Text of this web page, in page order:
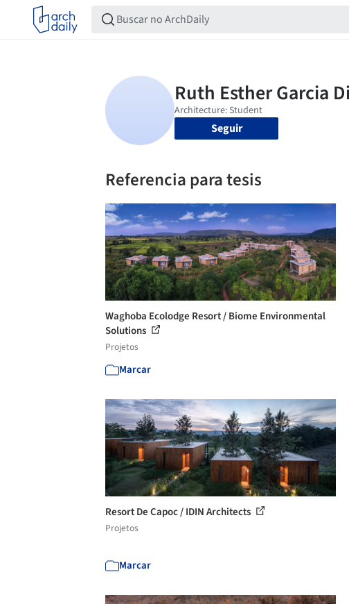
Seguir
Referencia para tesis
Waghoba Ecolodge Resort / Biome Environmental
Solutions
Projetos
Marcar
Resort De Capoc / IDIN Architects
Projetos
Marcar